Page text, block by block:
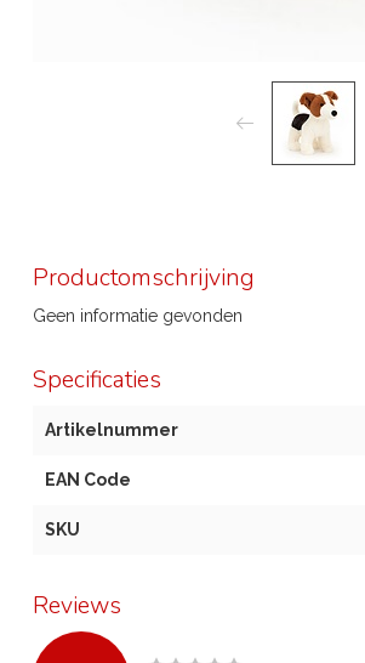
Productomschrijving
Geen informatie gevonden
Specificaties
Artikelnummer
EAN Code
SKU
Reviews